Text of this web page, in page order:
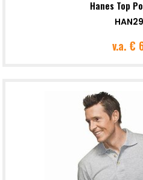
Hanes Top
v.a. €